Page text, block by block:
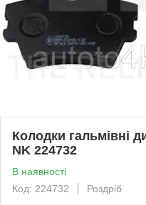
Колодки гальмівні
NK 224732
В наявності
Код: 224732
Роздріб